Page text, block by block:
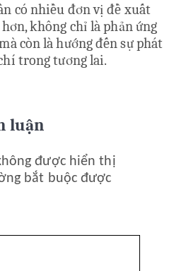
có nhiều đơn vị đề xuất
không chỉ là phản ứng
còn là hướng đến sự phát
trong tương lai.
luận
được hiển thị
bắt buộc được